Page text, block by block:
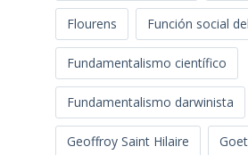
Flourens Función social
Fundamentalismo científico
Fundamentalismo darwinista
Geoffroy Saint Hilaire